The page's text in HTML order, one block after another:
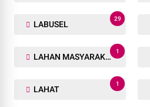
LABUSEL
29
LAHAN MASYARAKAT
1
LAHAT
1